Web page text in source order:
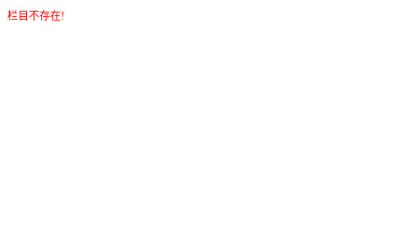
栏目不存在!